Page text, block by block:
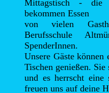
Mittagstisch - die
bekommen Essen
von vielen
Berufsschule
SpenderInnen.
Unsere Gäste können
Tischen genießen.
und es herrscht
freuen uns auf deine